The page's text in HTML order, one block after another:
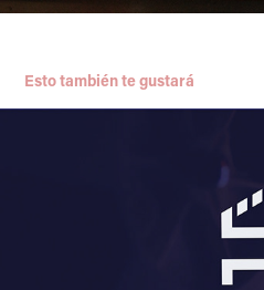
Esto también te gustará